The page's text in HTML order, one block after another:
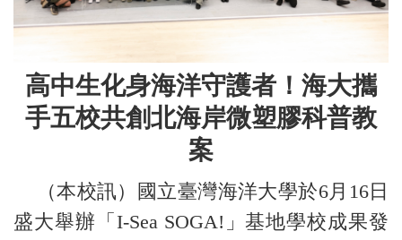
高中生化身海洋守護者！海大攜
手五校共創北海岸微塑膠科普教
案
（本校訊）國立臺灣海洋大學於6月16日
盛大舉辦「I-Sea SOGA!」基地學校成果發